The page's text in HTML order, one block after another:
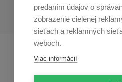
predaním údajov o
zobrazenie cielenej
sieťach a reklamných
weboch.
Viac informácií
Profikuchař.cz